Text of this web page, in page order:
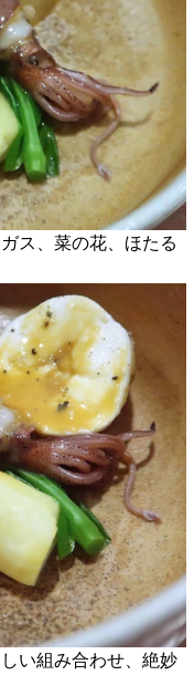
ス、菜の花、ほたる
い組み合わせ、絶妙